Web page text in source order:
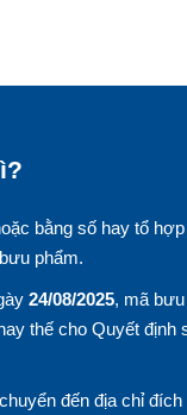
bằng số hay tổ
phẩm.
24/08/2025, mã
thế cho Quyết định
đến địa chỉ đích